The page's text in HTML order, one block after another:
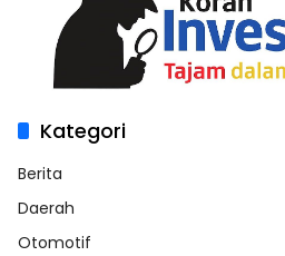
Kategori
Berita
Daerah
Otomotif